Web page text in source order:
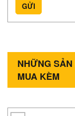
GỬI
NHỮNG
MUA KÈM